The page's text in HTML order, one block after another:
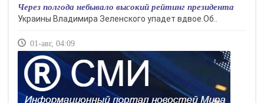
Через полгода небывало высокий рейтинг президента
Украины Владимира Зеленского упадет вдвое.Об..
01-авг, 04:09